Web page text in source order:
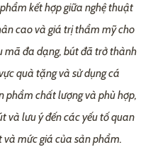
kết hợp giữa nghệ thuật
cao và giá trị thẩm mỹ cho
mã đa dạng, bút đã trở thành
quà tặng và sử dụng cá
phẩm chất lượng và phù hợp,
và lưu ý đến các yếu tố quan
mức giá của sản phẩm.